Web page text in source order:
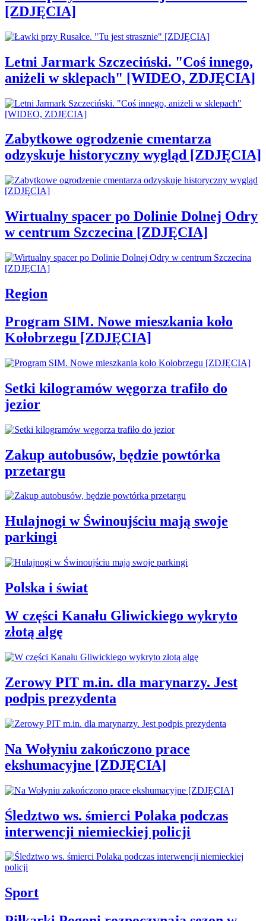
[ZDJĘCIA]
Letni Jarmark Szczeciński. "Coś innego,
aniżeli w sklepach" [WIDEO, ZDJĘCIA]
Zabytkowe ogrodzenie cmentarza
odzyskuje historyczny wygląd [ZDJĘCIA]
Wirtualny spacer po Dolinie Dolnej Odry
w centrum Szczecina [ZDJĘCIA]
Region
Program SIM. Nowe mieszkania koło
Kołobrzegu [ZDJĘCIA]
Setki kilogramów węgorza trafiło do
jezior
Zakup autobusów, będzie powtórka
przetargu
Hulajnogi w Świnoujściu mają swoje
parkingi
Polska i świat
W części Kanału Gliwickiego wykryto
złotą algę
Zerowy PIT m.in. dla marynarzy. Jest
podpis prezydenta
Na Wołyniu zakończono prace
ekshumacyjne [ZDJĘCIA]
Śledztwo ws. śmierci Polaka podczas
interwencji niemieckiej policji
Sport